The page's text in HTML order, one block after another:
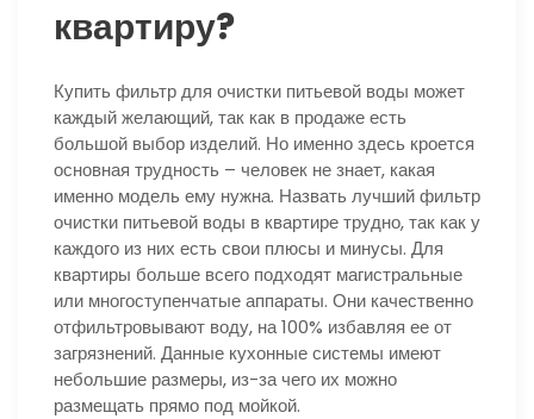
квартиру?
Купить фильтр для очистки питьевой воды может
каждый желающий, так как в продаже есть
большой выбор изделий. Но именно здесь кроется
основная трудность – человек не знает, какая
именно модель ему нужна. Назвать лучший фильтр
очистки питьевой воды в квартире трудно, так как у
каждого из них есть свои плюсы и минусы. Для
квартиры больше всего подходят магистральные
или многоступенчатые аппараты. Они качественно
отфильтровывают воду, на 100% избавляя ее от
загрязнений. Данные кухонные системы имеют
небольшие размеры, из-за чего их можно
размещать прямо под мойкой.